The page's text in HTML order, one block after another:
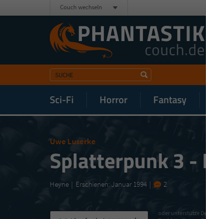
Sci-Fi Horror Fantasy
Couch wechseln
Uwe Luserke
Splatterpunk 3 -
Heyne Erschienen: Januar 1994 2
oder unterstütze